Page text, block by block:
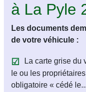
à La Pyle
Les documents
de votre véhicule :
La carte grise du
le ou les
obligatoire « cédé